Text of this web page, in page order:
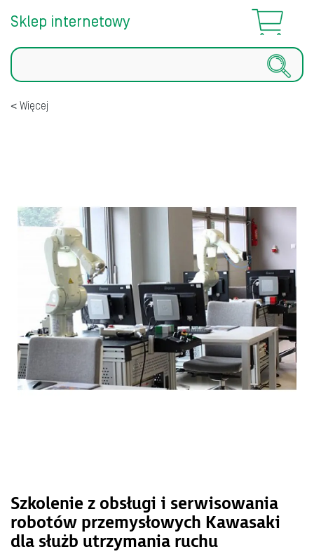
Sklep internetowy
Szukaj
Więcej
Szkolenie z obsługi i serwisowania
robotów przemysłowych Kawasaki
dla służb utrzymania ruchu